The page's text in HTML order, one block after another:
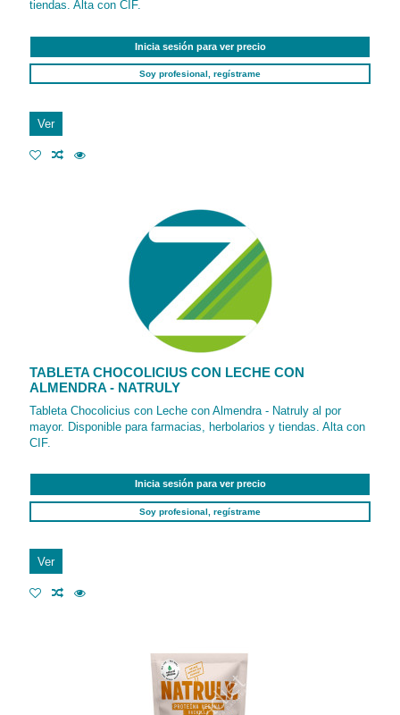
tiendas. Alta con CIF.
Inicia sesión para ver precio
Soy profesional, regístrame
Ver
TABLETA CHOCOLICIUS CON LECHE CON
ALMENDRA - NATRULY
Tableta Chocolicius con Leche con Almendra - Natruly al por
mayor. Disponible para farmacias, herbolarios y tiendas. Alta con
CIF.
Inicia sesión para ver precio
Soy profesional, regístrame
Ver